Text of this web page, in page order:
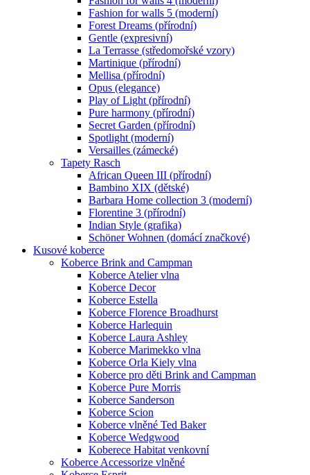
Fashion for walls 5 (moderní)
Forest Dreams (přírodní)
Gentle (expresivní)
La Terrasse (středomořské vzory)
Martinique (přírodní)
Mellisa (přírodní)
Opus (elegance)
Play of Light (přírodní)
Pure harmony (přírodní)
Secret Garden (přírodní)
Spotlight (moderní)
Versailles (zámecké)
Tapety Rasch
African Queen III (přírodní)
Bambino XIX (dětské)
Barbara Home collection 3 (moderní)
Florentine 3 (přírodní)
Indian Style (grafika)
Schöner Wohnen (domácí značkové)
Kusové koberce
Koberce Brink and Campman
Koberce Atelier vlna
Koberce Decor
Koberce Estella
Koberce Florence Broadhurst
Koberce Harlequin
Koberce Laura Ashley
Koberce Marimekko vlna
Koberce Orla Kiely vlna
Koberce pro děti Brink and Campman
Koberce Pure Morris
Koberce Sanderson
Koberce Scion
Koberce vlněné Ted Baker
Koberce Wedgwood
Koberece Habitat venkovní
Koberce Accessorize vlněné